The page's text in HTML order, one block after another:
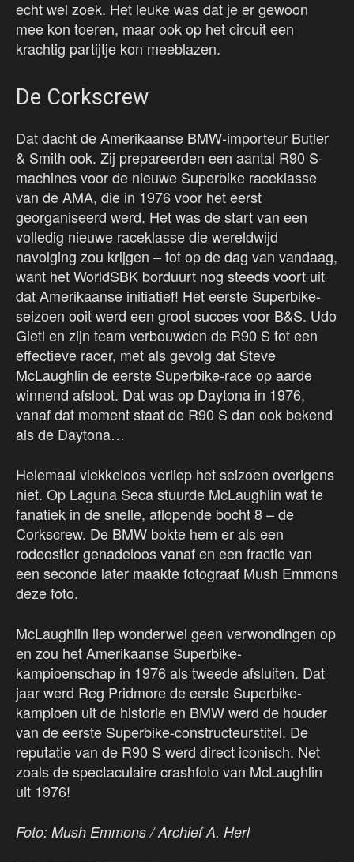
echt wel zoek. Het leuke was dat je er gewoon
mee kon toeren, maar ook op het circuit een
krachtig partijtje kon meeblazen.
De Corkscrew
Dat dacht de Amerikaanse BMW-importeur Butler
& Smith ook. Zij prepareerden een aantal R90 S-
machines voor de nieuwe Superbike raceklasse
van de AMA, die in 1976 voor het eerst
georganiseerd werd. Het was de start van een
volledig nieuwe raceklasse die wereldwijd
navolging zou krijgen – tot op de dag van vandaag,
want het WorldSBK borduurt nog steeds voort uit
dat Amerikaanse initiatief! Het eerste Superbike-
seizoen ooit werd een groot succes voor B&S. Udo
Gietl en zijn team verbouwden de R90 S tot een
effectieve racer, met als gevolg dat Steve
McLaughlin de eerste Superbike-race op aarde
winnend afsloot. Dat was op Daytona in 1976,
vanaf dat moment staat de R90 S dan ook bekend
als de Daytona…
Helemaal vlekkeloos verliep het seizoen overigens
niet. Op Laguna Seca stuurde McLaughlin wat te
fanatiek in de snelle, aflopende bocht 8 – de
Corkscrew. De BMW bokte hem er als een
rodeostier genadeloos vanaf en een fractie van
een seconde later maakte fotograaf Mush Emmons
deze foto.
McLaughlin liep wonderwel geen verwondingen op
en zou het Amerikaanse Superbike-
kampioenschap in 1976 als tweede afsluiten. Dat
jaar werd Reg Pridmore de eerste Superbike-
kampioen uit de historie en BMW werd de houder
van de eerste Superbike-constructeurstitel. De
reputatie van de R90 S werd direct iconisch. Net
zoals de spectaculaire crashfoto van McLaughlin
uit 1976!
Foto: Mush Emmons / Archief A. Herl